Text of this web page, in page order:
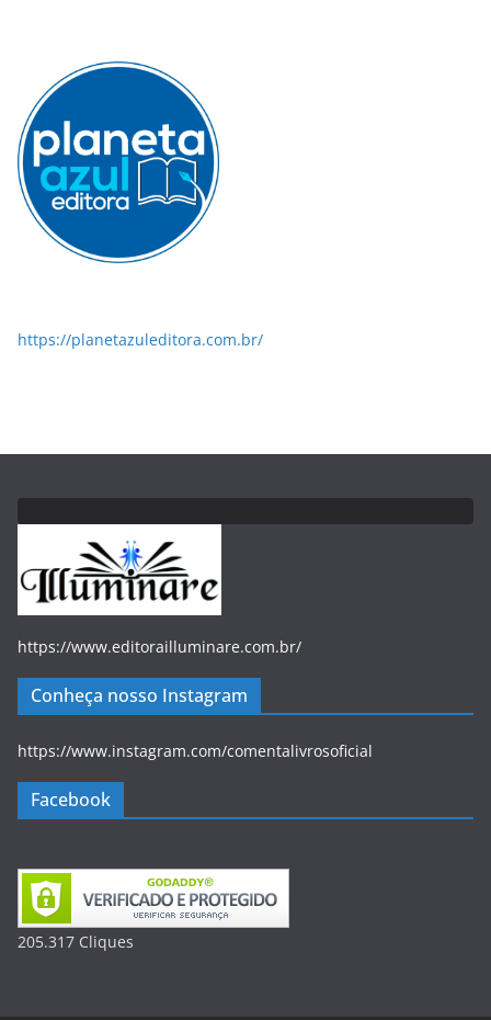
https://planetazuleditora.com.br/
https://www.editorailluminare.com.br/
Conheça nosso Instagram
https://www.instagram.com/comentalivrosoficial
Facebook
205.317 Cliques